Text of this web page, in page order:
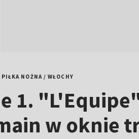
PIŁKA NOŻNA/WŁOCHY
1.
w oknie